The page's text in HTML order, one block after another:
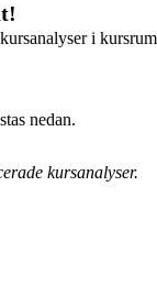
i
nedan.
kursanalyser.